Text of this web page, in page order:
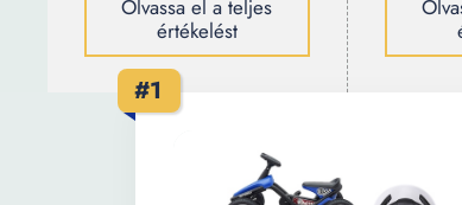
Olvassa el a teljes
értékelést
#1